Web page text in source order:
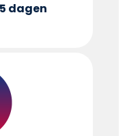
dagen